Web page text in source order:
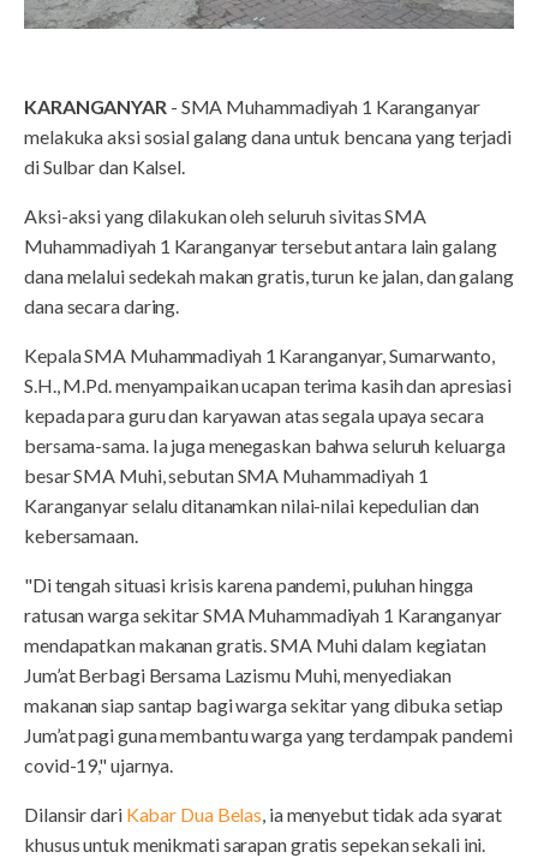
KARANGANYAR - SMA Muhammadiyah 1 Karanganyar
melakuka aksi sosial galang dana untuk bencana yang terjadi
di Sulbar dan Kalsel.
Aksi-aksi yang dilakukan oleh seluruh sivitas SMA
Muhammadiyah 1 Karanganyar tersebut antara lain galang
dana melalui sedekah makan gratis, turun ke jalan, dan galang
dana secara daring.
Kepala SMA Muhammadiyah 1 Karanganyar, Sumarwanto,
S.H., M.Pd. menyampaikan ucapan terima kasih dan apresiasi
kepada para guru dan karyawan atas segala upaya secara
bersama-sama. Ia juga menegaskan bahwa seluruh keluarga
besar SMA Muhi, sebutan SMA Muhammadiyah 1
Karanganyar selalu ditanamkan nilai-nilai kepedulian dan
kebersamaan.
"Di tengah situasi krisis karena pandemi, puluhan hingga
ratusan warga sekitar SMA Muhammadiyah 1 Karanganyar
mendapatkan makanan gratis. SMA Muhi dalam kegiatan
Jum’at Berbagi Bersama Lazismu Muhi, menyediakan
makanan siap santap bagi warga sekitar yang dibuka setiap
Jum’at pagi guna membantu warga yang terdampak pandemi
covid-19," ujarnya.
Dilansir dari Kabar Dua Belas , ia menyebut tidak ada syarat
khusus untuk menikmati sarapan gratis sepekan sekali ini.